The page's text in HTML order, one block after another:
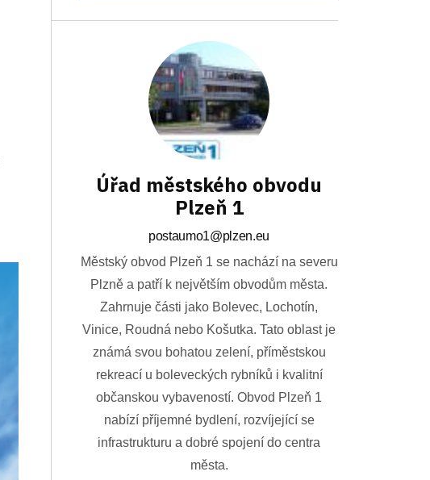
Úřad městského obvodu
Plzeň 1
postaumo1@plzen.eu
Městský obvod Plzeň 1 se nachází na severu
Plzně a patří k největším obvodům města.
Zahrnuje části jako Bolevec, Lochotín,
Vinice, Roudná nebo Košutka. Tato oblast je
známá svou bohatou zelení, příměstskou
rekreací u boleveckých rybníků i kvalitní
občanskou vybaveností. Obvod Plzeň 1
nabízí příjemné bydlení, rozvíjející se
infrastrukturu a dobré spojení do centra
města.